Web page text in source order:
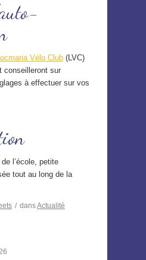
Vélo Club (LVC)
conseilleront sur
à effectuer sur vos
l’école, petite
tout au long de la
/ dansActualité